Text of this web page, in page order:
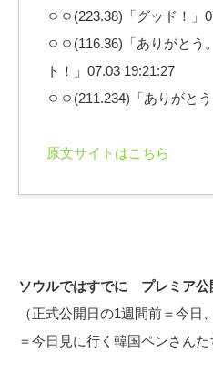
ㅇㅇ(223.38)「グッド！」
ㅇㅇ(116.36)「ありがとう
ト！」07.03 19:21:27
ㅇㅇ(211.234)「ありがと
原文サイトはこちら
ソウルではすでに プレミア公
（正式公開日の1週間前＝今日
＝今日見に行く韓国ペンさんた